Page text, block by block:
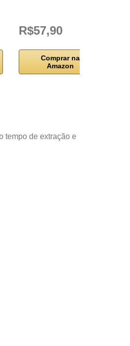
R$57,90
Comprar na
Amazon
tempo de extração e